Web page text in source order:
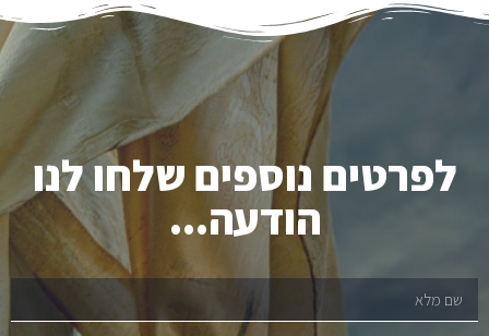
לפרטים נוספים שלחו לנו
הודעה...